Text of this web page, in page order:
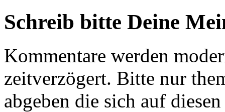
Schreib bitte Deine
Kommentare werden
zeitverzögert. Bitte nur
abgeben die sich auf